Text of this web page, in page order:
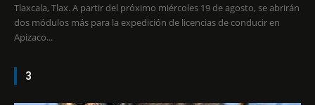
Tlaxcala, Tlax. A partir del próximo miércoles 19 de agosto, se abrirán
dos módulos más para la expedición de licencias de conducir en
Apizaco...
3